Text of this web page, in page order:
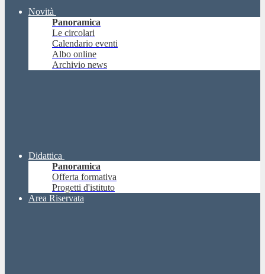
Novità
Panoramica
Le circolari
Calendario eventi
Albo online
Archivio news
Didattica
Panoramica
Offerta formativa
Progetti d'istituto
Area Riservata